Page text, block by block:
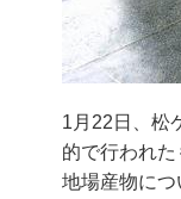
1月22日、松
的で行われ
地場産物につ